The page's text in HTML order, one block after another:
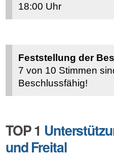
18:00 Uhr
Feststellung der
7 von 10 Stimmen
Beschlussfähig!
TOP 1
und Freital